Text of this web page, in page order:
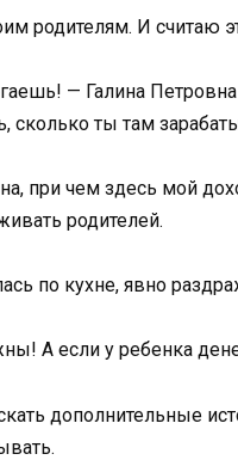
родителям. И считаю
— Галина Петровна
сколько ты там
при чем здесь мой
родителей.
по кухне, явно
А если у ребенка
дополнительные